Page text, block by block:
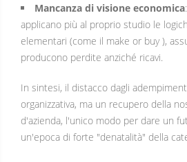
Mancanza di visione economica
applicano più al proprio studio le
elementari (come il make or buy ),
producono perdite anziché ricavi.
In sintesi, il distacco dagli
organizzativa, ma un recupero della
d'azienda, l'unico modo per dare un
un'epoca di forte "denatalità" della